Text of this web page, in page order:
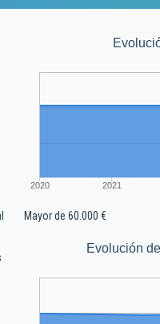
2020 2021
Mayor de 60.000 €
Evolución